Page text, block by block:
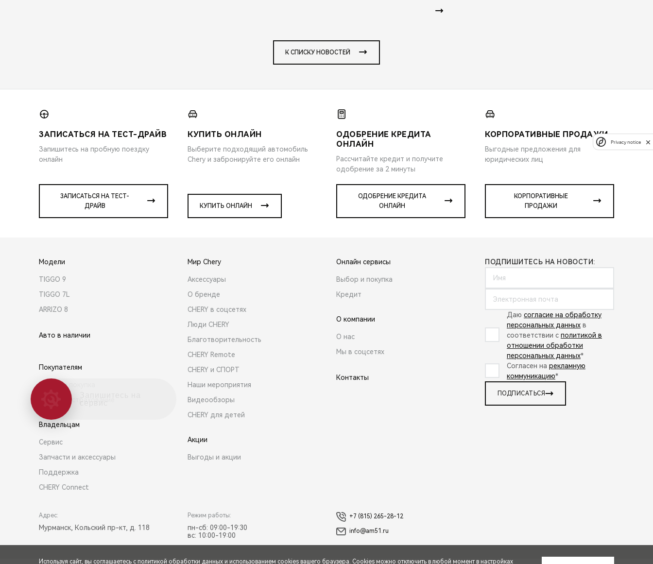
К СПИСКУ НОВОСТЕЙ
ЗАПИСАТЬСЯ НА ТЕСТ-ДРАЙВ
Запишитесь на пробную поездку
онлайн
ЗАПИСАТЬСЯ НА ТЕСТ-
ДРАЙВ
КУПИТЬ ОНЛАЙН
Выберите подходящий автомобиль
Chery и забронируйте его онлайн
КУПИТЬ ОНЛАЙН
ОДОБРЕНИЕ КРЕДИТА
ОНЛАЙН
Рассчитайте кредит и получите
одобрение за 2 минуты
ОДОБРЕНИЕ КРЕДИТА
ОНЛАЙН
КОРПОРАТИВНЫЕ ПРОДАЖИ
Выгодные предложения для
юридических лиц
КОРПОРАТИВНЫЕ
ПРОДАЖИ
Модели
TIGGO 9
TIGGO 7L
ARRIZO 8
Авто в наличии
Покупателям
Выбор и покупка
Кредит и страхование
Владельцам
Сервис
Запчасти и аксессуары
Поддержка
CHERY Connect
Мир Chery
Аксессуары
О бренде
CHERY в соцсетях
Люди CHERY
Благотворительность
CHERY Remote
CHERY и СПОРТ
Наши мероприятия
Видеообзоры
CHERY для детей
Акции
Выгоды и акции
Онлайн сервисы
Выбор и покупка
Кредит
О компании
О нас
Мы в соцсетях
Контакты
ПОДПИШИТЕСЬ НА НОВОСТИ:
Даю согласие на обработку
персональных данных в
соответствии с политикой в
отношении обработки
персональных данных*
Согласен на рекламную
коммуникацию*
ПОДПИСАТЬСЯ
Адрес:
Мурманск, Кольский пр-кт, д. 118
Режим работы:
пн-сб: 09:00-19:30
вс: 10:00-19:00
+7 (815) 265-28-12
info@am51.ru
Используя сайт, вы соглашаетесь с политикой обработки данных и использованием cookies вашего браузера. Cookies можно отключить в любой момент в настройках
сервис
Privacy notice